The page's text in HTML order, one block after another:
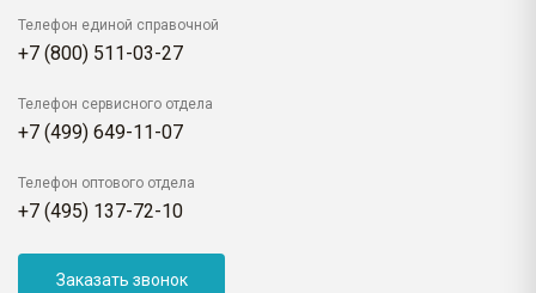
Телефон единой справочной
+7 (800) 511-03-27
Телефон сервисного отдела
+7 (499) 649-11-07
Телефон оптового отдела
+7 (495) 137-72-10
Заказать звонок